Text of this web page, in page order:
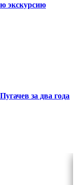
экскурсию
за два года